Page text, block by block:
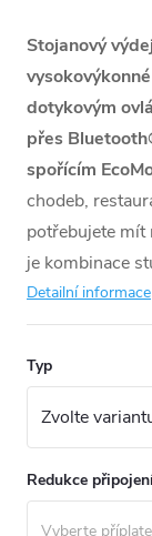
Stojanový
dotykovým
přes
spořícím
chodeb,
potřebujete mít
je kombinace
Detailní informace
Typ
Redukce